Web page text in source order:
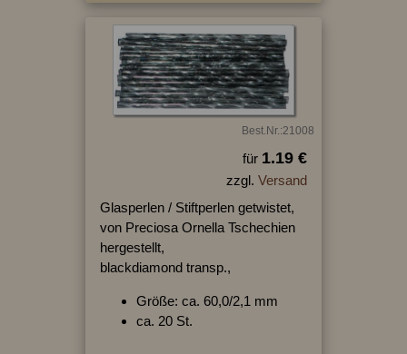
Best.Nr.:21008
für 1.19 €
zzgl. Versand
Glasperlen / Stiftperlen getwistet,
von Preciosa Ornella Tschechien
hergestellt,
blackdiamond transp.,
Größe: ca. 60,0/2,1 mm
ca. 20 St.